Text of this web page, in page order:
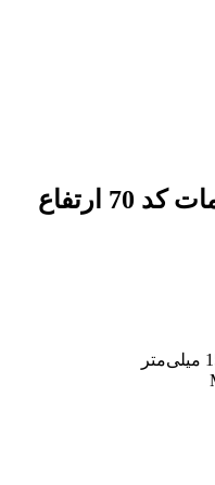
پایه اسپیگات استیل 304 مات کد 70 ارتفاع